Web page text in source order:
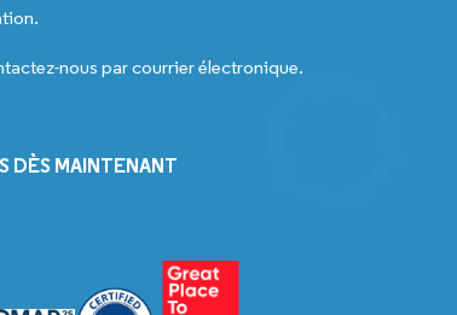
nous par courrier électronique.
DÈS MAINTENANT